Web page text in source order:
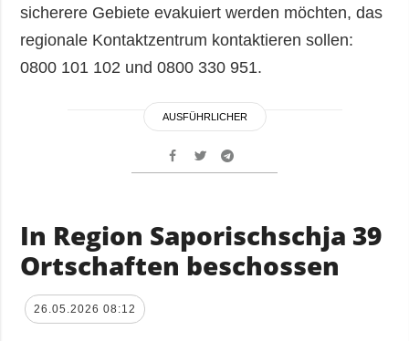
sicherere Gebiete evakuiert werden möchten, das
regionale Kontaktzentrum kontaktieren sollen:
0800 101 102 und 0800 330 951.
AUSFÜHRLICHER
In Region Saporischschja 39
Ortschaften beschossen
26.05.2026 08:12